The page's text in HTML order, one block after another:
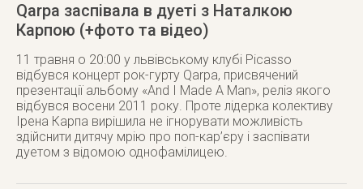
Qarpa заспівала в дуеті з Наталкою
Карпою (+фото та відео)
11 травня о 20:00 у львівському клубі Picasso
відбувся концерт рок-гурту Qarpa, присвячений
презентації альбому «And I Made A Man», реліз якого
відбувся восени 2011 року. Проте лідерка колективу
Ірена Карпа вирішила не ігнорувати можливість
здійснити дитячу мрію про поп-кар’єру і заспівати
дуетом з відомою однофамілицею.